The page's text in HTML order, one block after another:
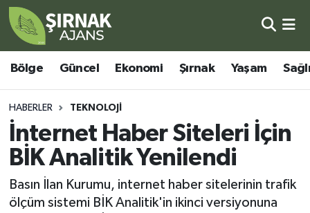
Bölge Güncel Ekonomi Şırnak Yaşam
HABERLER TEKNOLOJI
İnternet Haber Siteleri İçin
BİK Analitik Yenilendi
Basın İlan Kurumu, internet haber sitelerinin trafik
ölçüm sistemi BİK Analitik'in ikinci versiyonuna
Bölge
Güncel
Şırnak
Şırnak Nöbetçi Eczaneler
Şırnak Hava Durumu
Şirnak Namaz Vakitleri
Şırnak Trafik Yoğunluk Haritası
Süper Lig Puan Durumu ve Fikstür